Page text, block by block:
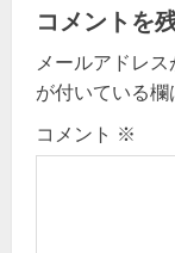
v
i
g
コメントを
メールアドレス
が付いている
コメント ※